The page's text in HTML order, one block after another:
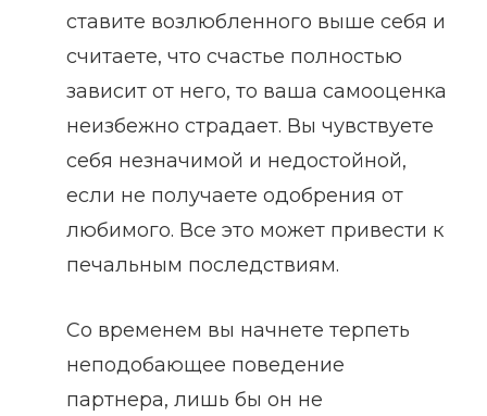
ставите возлюбленного выше себя и
считаете, что счастье полностью
зависит от него, то ваша самооценка
неизбежно страдает. Вы чувствуете
себя незначимой и недостойной,
если не получаете одобрения от
любимого. Все это может привести к
печальным последствиям.
Со временем вы начнете терпеть
неподобающее поведение
партнера, лишь бы он не